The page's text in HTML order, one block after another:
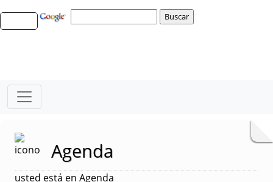
Agenda
usted está en Agenda